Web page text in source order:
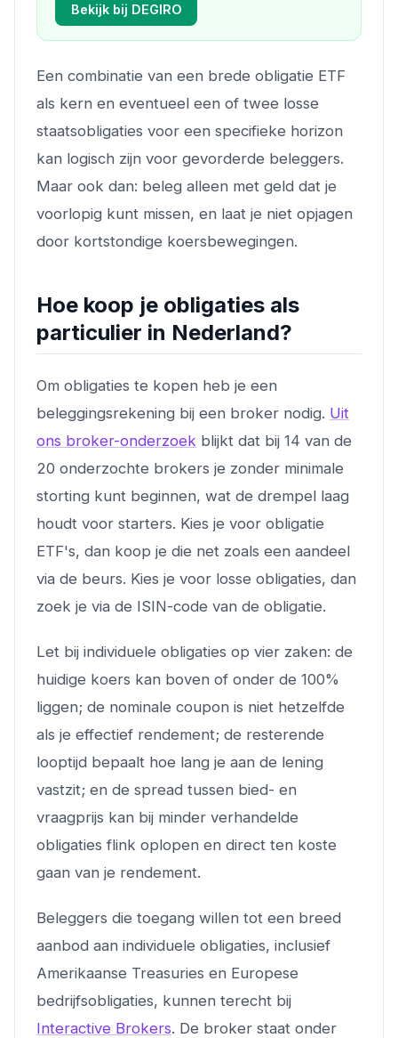
Bekijk bij DEGIRO
Een combinatie van een brede obligatie ETF
als kern en eventueel een of twee losse
staatsobligaties voor een specifieke horizon
kan logisch zijn voor gevorderde beleggers.
Maar ook dan: beleg alleen met geld dat je
voorlopig kunt missen, en laat je niet opjagen
door kortstondige koersbewegingen.
Hoe koop je obligaties als
particulier in Nederland?
Om obligaties te kopen heb je een
beleggingsrekening bij een broker nodig. Uit
ons broker-onderzoek blijkt dat bij 14 van de
20 onderzochte brokers je zonder minimale
storting kunt beginnen, wat de drempel laag
houdt voor starters. Kies je voor obligatie
ETF's, dan koop je die net zoals een aandeel
via de beurs. Kies je voor losse obligaties, dan
zoek je via de ISIN-code van de obligatie.
Let bij individuele obligaties op vier zaken: de
huidige koers kan boven of onder de 100%
liggen; de nominale coupon is niet hetzelfde
als je effectief rendement; de resterende
looptijd bepaalt hoe lang je aan de lening
vastzit; en de spread tussen bied- en
vraagprijs kan bij minder verhandelde
obligaties flink oplopen en direct ten koste
gaan van je rendement.
Beleggers die toegang willen tot een breed
aanbod aan individuele obligaties, inclusief
Amerikaanse Treasuries en Europese
bedrijfsobligaties, kunnen terecht bij
Interactive Brokers. De broker staat onder